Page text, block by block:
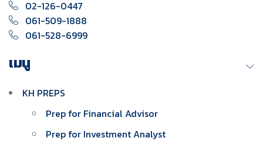
02-126-0447
061-509-1888
061-528-6999
เมนู
KH PREPS
Prep for Financial Advisor
Prep for Investment Analyst